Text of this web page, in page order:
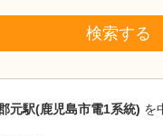
検索する
元駅(鹿児島市電1系統) を